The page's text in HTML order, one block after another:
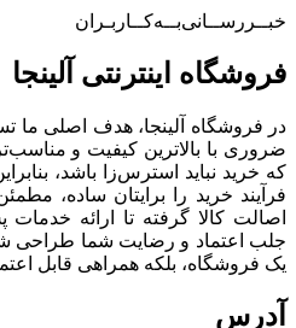
خبــررســانی‌بــه‌کــاربـران
فروشگاه‌ اینترنتی‌ آلینجا
در فروشگاه آلینجا، هدف اصلی ما
ضروری با بالاترین کیفیت و
که خرید نباید استرس‌زا باشد،
فرآیند خرید را برایتان ساده،
اصالت کالا گرفته تا ارائه
جلب اعتماد و رضایت شما طراحی
یک فروشگاه، بلکه همراهی قابل
آدرس